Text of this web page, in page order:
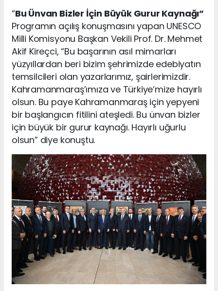
“Bu Ünvan Bizler İçin Büyük Gurur Kaynağı”
Programın açılış konuşmasını yapan UNESCO
Milli Komisyonu Başkan Vekili Prof. Dr. Mehmet
Akif Kireçci, “Bu başarının asıl mimarları
yüzyıllardan beri bizim şehrimizde edebiyatın
temsilcileri olan yazarlarımız, şairlerimizdir.
Kahramanmaraş’ımıza ve Türkiye’mize hayırlı
olsun. Bu paye Kahramanmaraş için yepyeni
bir başlangıcın fitilini ateşledi. Bu ünvan bizler
için büyük bir gurur kaynağı. Hayırlı uğurlu
olsun” diye konuştu.